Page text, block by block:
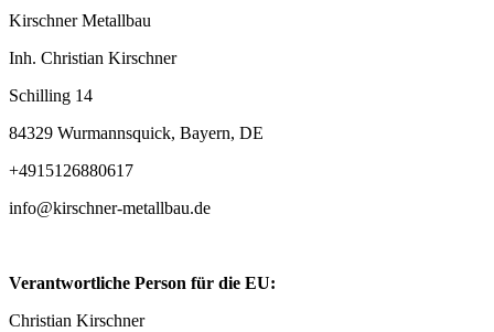
Kirschner Metallbau
Inh. Christian Kirschner
Schilling 14
84329 Wurmannsquick, Bayern, DE
+4915126880617
info@kirschner-metallbau.de
Verantwortliche Person für die EU:
Christian Kirschner